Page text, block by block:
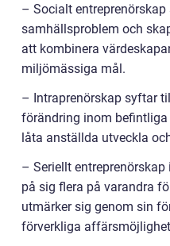
– Socialt
samhällsproblem och
att kombinera
miljömässiga mål.
– Intraprenörskap syftar
förändring inom
låta anställda utveckla
– Seriellt
på sig flera på varandra
utmärker sig genom sin
förverkliga